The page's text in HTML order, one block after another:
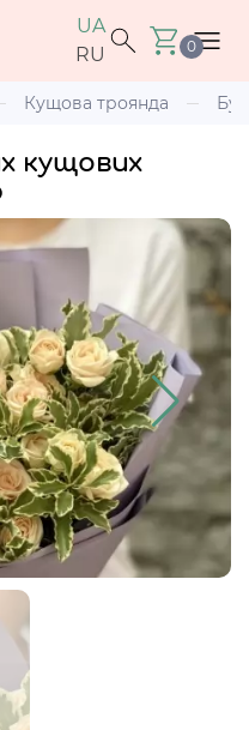
UA
RU
0
Кущова троянда
кущових